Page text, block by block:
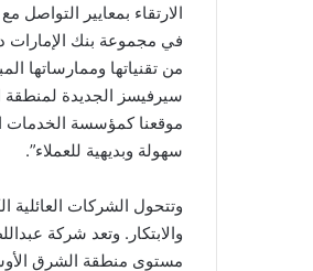
الارتقاء بمعايير التواصل
في مجموعة بنك الإمارات
من تقنياتها
سيرفيسز الجديدة لمنطقة
موقعنا كمؤسسة الخدمات
سهولة وبديهية للعملاء”.
والابتكار. وتعد شركة
مستوى منطقة الشرق